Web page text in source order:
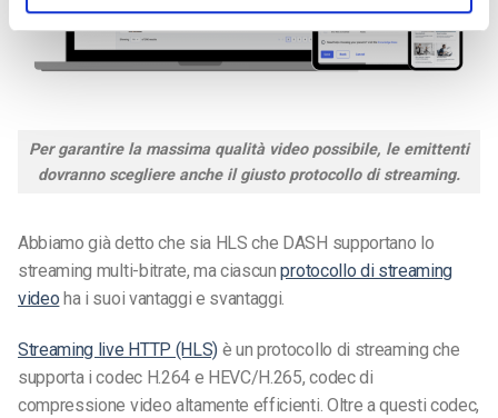
Per garantire la massima qualità video possibile, le emittenti
dovranno scegliere anche il giusto protocollo di streaming.
Abbiamo già detto che sia HLS che DASH supportano lo
streaming multi-bitrate, ma ciascunprotocollo di streaming
video ha i suoi vantaggi e svantaggi.
Streaming live HTTP (HLS) è un protocollo di streaming che
supporta i codec H.264 e HEVC/H.265, codec di
compressione video altamente efficienti. Oltre a questi codec,